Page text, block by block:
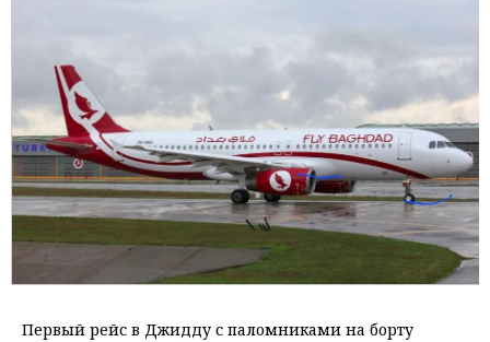
Первый рейс в Джидду с паломниками на борту